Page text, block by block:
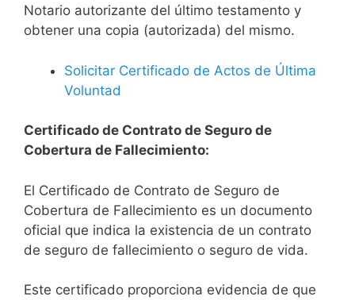
Notario autorizante del último testamento y
obtener una copia (autorizada) del mismo.
Solicitar Certificado de Actos de Última
Voluntad
Certificado de Contrato de Seguro de
Cobertura de Fallecimiento:
El Certificado de Contrato de Seguro de
Cobertura de Fallecimiento es un documento
oficial que indica la existencia de un contrato
de seguro de fallecimiento o seguro de vida.
Este certificado proporciona evidencia de que